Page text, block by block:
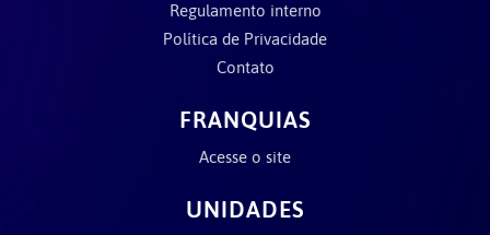
Regulamento interno
Política de Privacidade
Contato
FRANQUIAS
Acesse o site
UNIDADES